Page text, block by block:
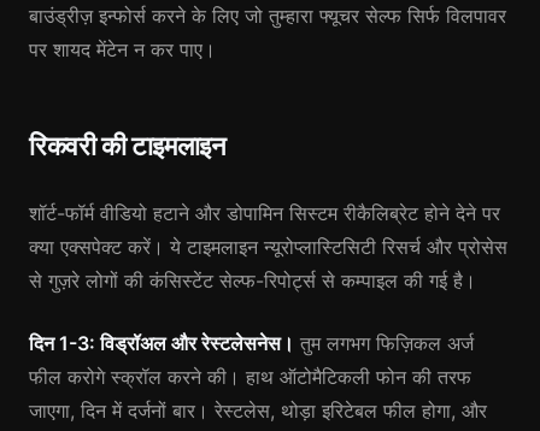
बाउंड्रीज़ इन्फोर्स करने के लिए जो तुम्हारा फ्यूचर सेल्फ सिर्फ विलपावर
पर शायद मेंटेन न कर पाए।
रिकवरी की टाइमलाइन
शॉर्ट-फॉर्म वीडियो हटाने और डोपामिन सिस्टम रीकैलिब्रेट होने देने पर
क्या एक्सपेक्ट करें। ये टाइमलाइन न्यूरोप्लास्टिसिटी रिसर्च और प्रोसेस
से गुज़रे लोगों की कंसिस्टेंट सेल्फ-रिपोर्ट्स से कम्पाइल की गई है।
दिन 1-3: विड्रॉअल और रेस्टलेसनेस। तुम लगभग फिज़िकल अर्ज
फील करोगे स्क्रॉल करने की। हाथ ऑटोमैटिकली फोन की तरफ
जाएगा, दिन में दर्जनों बार। रेस्टलेस, थोड़ा इरिटेबल फील होगा, और